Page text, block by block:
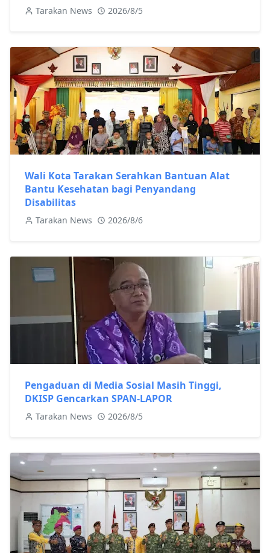
Tarakan News 2026/8/5
Wali Kota Tarakan Serahkan Bantuan Alat
Bantu Kesehatan bagi Penyandang
Disabilitas
Tarakan News 2026/8/6
Pengaduan di Media Sosial Masih Tinggi,
DKISP Gencarkan SPAN-LAPOR
Tarakan News 2026/8/5